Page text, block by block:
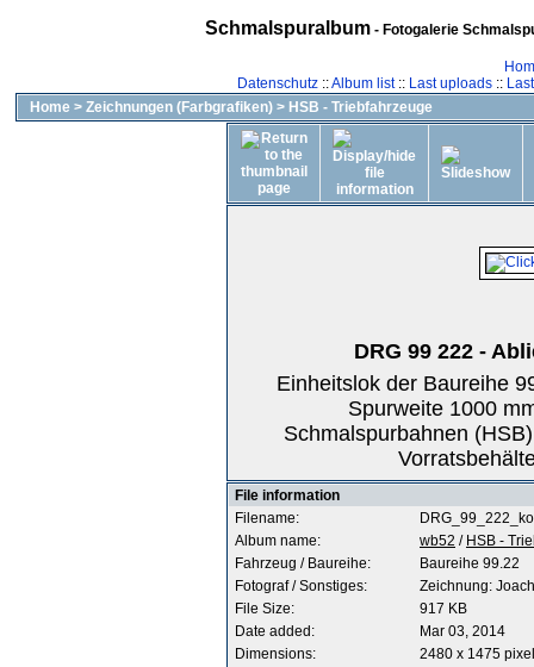
Schmalspuralbum- Fotogalerie
Datenschutz::Album list:: Last uploads::
Home > Zeichnungen (Farbgrafiken) > HSB - Triebfahrzeuge
DRG 99 222 -
Einheitslok der Baureihe
Spurweite 1000
Schmalspurbahnen
File information
Filename:
Album name:
wb52 / HSB -
Fahrzeug / Baureihe:
Baureihe 99.22
Fotograf / Sonstiges:
Zeichnung:
File Size:
917 KB
Date added:
Mar 03, 2014
Dimensions:
2480 x 1475